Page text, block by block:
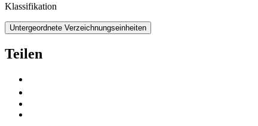
Klassifikation
Untergeordnete Verzeichnungseinheiten
Teilen